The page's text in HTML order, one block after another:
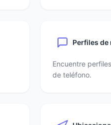
Perfiles de
Encuentre
de teléfono.